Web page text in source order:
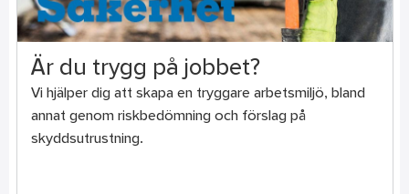
Är du trygg på jobbet?
Vi hjälper dig att skapa en tryggare arbetsmiljö, bland
annat genom riskbedömning och förslag på
skyddsutrustning.